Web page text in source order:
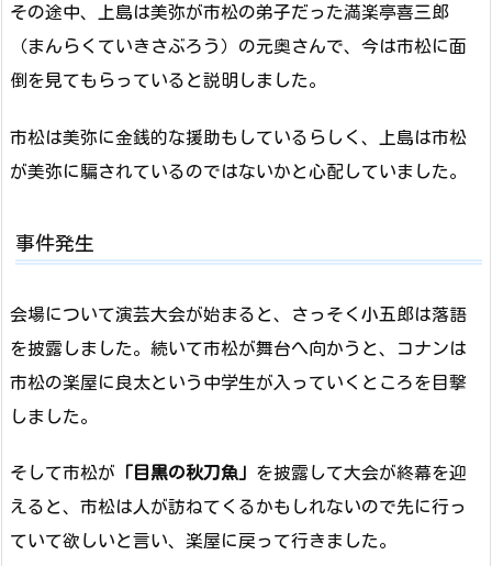
その途中、上島は美弥が市松の弟子だった満楽亭喜三郎
（まんらくていきさぶろう）の元奥さんで、今は市松に面
倒を見てもらっていると説明しました。
市松は美弥に金銭的な援助もしているらしく、上島は市松
が美弥に騙されているのではないかと心配していました。
事件発生
会場について演芸大会が始まると、さっそく小五郎は落語
を披露しました。続いて市松が舞台へ向かうと、コナンは
市松の楽屋に良太という中学生が入っていくところを目撃
しました。
そして市松が 「目黒の秋刀魚」 を披露して大会が終幕を迎
えると、市松は人が訪ねてくるかもしれないので先に行っ
ていて欲しいと言い、楽屋に戻って行きました。